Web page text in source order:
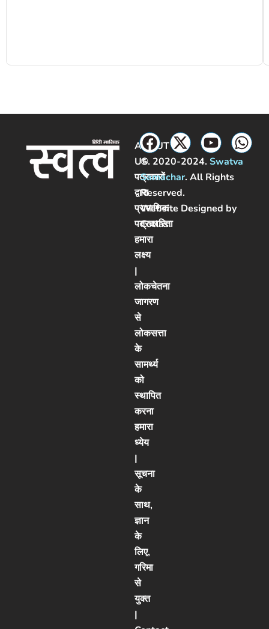
ABOUT
US
पत्रकारों
द्वारा
प्रामाणिक
पत्रकारिता
हमारा
लक्ष्य
|
लोकचेतना
जागरण
से
लोकसत्ता
के
सामर्थ्य
को
स्थापित
करना
हमारा
ध्येय
|
सूचना
के
साथ,
ज्ञान
के
लिए,
गरिमा
से
युक्त
|
©. 2020-2024. Swatva
Samachar. All Rights
Reserved.
Website Designed by
Cotlas.